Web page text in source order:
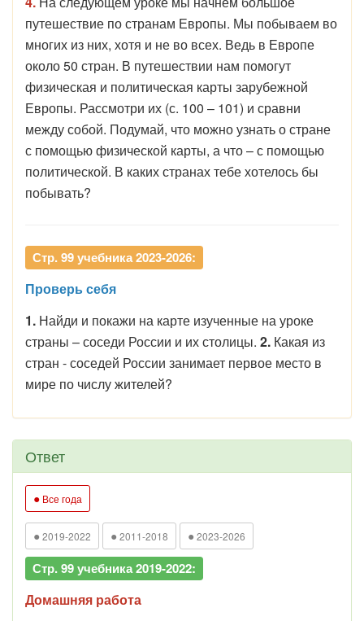
путешествие по странам Европы. Мы побываем во
многих из них, хотя и не во всех. Ведь в Европе
около 50 стран. В путешествии нам помогут
физическая и политическая карты зарубежной
Европы. Рассмотри их (с. 100 – 101) и сравни
между собой. Подумай, что можно узнать о стране
с помощью физической карты, а что – с помощью
политической. В каких странах тебе хотелось бы
побывать?
Стр. 99 учебника 2023-2026:
Проверь себя
1. Найди и покажи на карте изученные на уроке
страны – соседи России и их столицы. 2. Какая из
стран - соседей России занимает первое место в
мире по числу жителей?
Ответ
● Все года
● 2019-2022 ● 2011-2018 ● 2023-2026
Стр. 99 учебника 2019-2022:
Домашняя работа